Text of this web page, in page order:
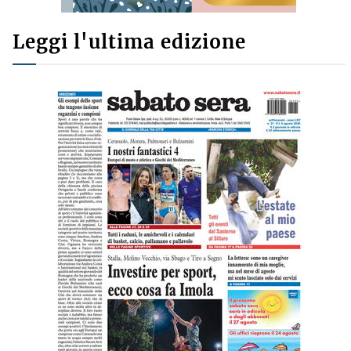
Leggi l'ultima edizione